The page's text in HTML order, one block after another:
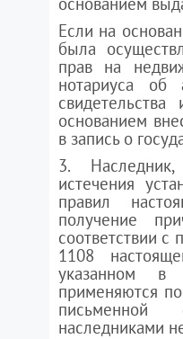
Если на
была
прав на
нотариуса об
основанием
в запись о
3.
истечения
правил
получение
соответствии с
1108
указанном в
применяются
наследниками